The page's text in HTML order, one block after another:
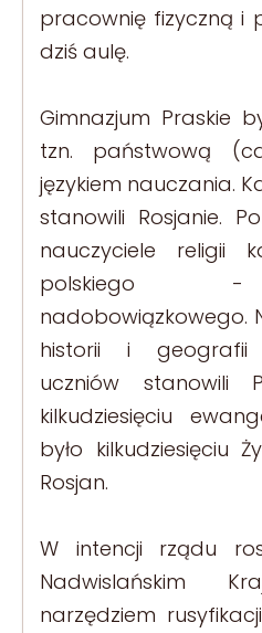
pracownię fizyczną i
dziś aulę.
Gimnazjum Praskie
tzn. państwową
językiem nauczania.
stanowili Rosjanie.
nauczyciele religii
polskiego -
nadobowiązkowego.
historii i geografii
uczniów stanowili
kilkudziesięciu
było kilkudziesięciu
Rosjan.
W intencji rządu
Nadwislańskim
narzędziem